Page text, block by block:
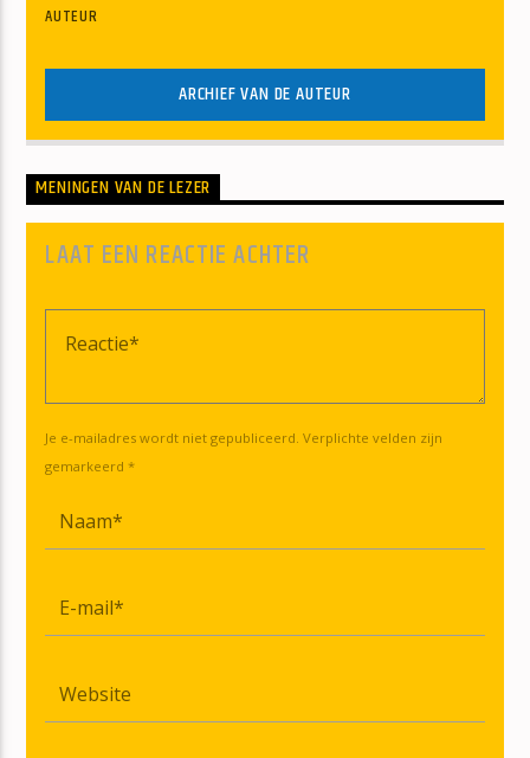
AUTEUR
ARCHIEF VAN DE AUTEUR
MENINGEN VAN DE LEZER
LAAT EEN REACTIE ACHTER
Je e-mailadres wordt niet gepubliceerd. Verplichte velden zijn
gemarkeerd *